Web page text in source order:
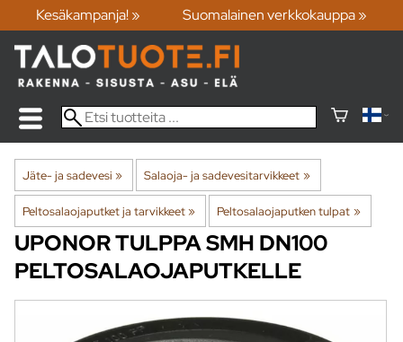
Kesäkampanja! » Suomalainen verkkokauppa »
Jäte- ja sadevesi ‪» Salaoja- ja sadevesitarvikkeet ‪»
Peltosalaojaputket ja tarvikkeet‪» Peltosalaojaputken tulpat ‪»
UPONORTULPPA SMH DN100
PELTOSALAOJAPUTKELLE